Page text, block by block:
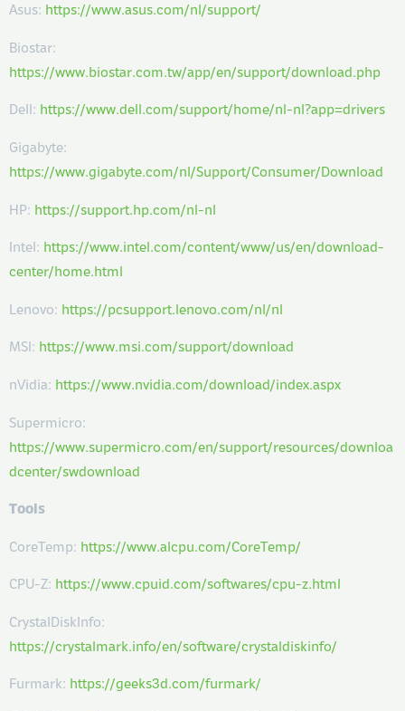
Asus: https://www.asus.com/nl/support/
Biostar:
https://www.biostar.com.tw/app/en/support/download.php
Dell: https://www.dell.com/support/home/nl-nl?app=drivers
Gigabyte:
https://www.gigabyte.com/nl/Support/Consumer/Download
HP: https://support.hp.com/nl-nl
Intel: https://www.intel.com/content/www/us/en/download-
center/home.html
Lenovo: https://pcsupport.lenovo.com/nl/nl
MSI: https://www.msi.com/support/download
nVidia: https://www.nvidia.com/download/index.aspx
Supermicro:
https://www.supermicro.com/en/support/resources/downloa
dcenter/swdownload
Tools
CoreTemp: https://www.alcpu.com/CoreTemp/
CPU-Z: https://www.cpuid.com/softwares/cpu-z.html
CrystalDiskInfo:
https://crystalmark.info/en/software/crystaldiskinfo/
Furmark: https://geeks3d.com/furmark/